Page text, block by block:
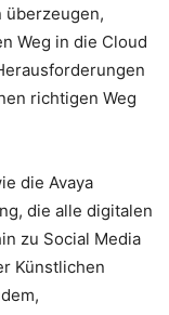
überzeugen,
Weg in die Cloud
richtigen Weg
die Avaya
die alle digitalen
zu Social Media
Künstlichen